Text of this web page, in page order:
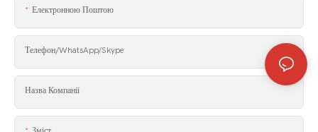
Електронною Поштою
Телефон/WhatsApp/Skype
Назва Компанії